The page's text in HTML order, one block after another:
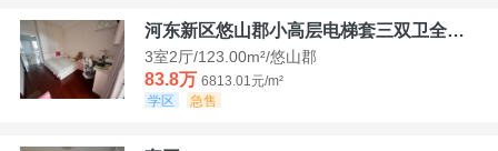
河东新区悠山郡小高层电梯套三双卫全装带家具家电
3室2厅/123.00m²/悠山郡
83.8万 6813.01元/m²
学区
急售